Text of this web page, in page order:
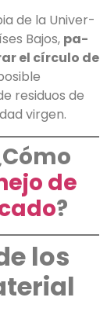
de la Univer­
Bajos, pa­
el círculo de
residuos de
virgen.
de
?
los